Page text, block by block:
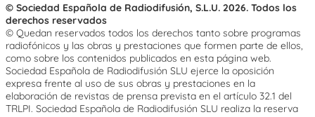
© Sociedad Española de Radiodifusión, S.L.U. 2026. Todos los
derechos reservados
© Quedan reservados todos los derechos tanto sobre programas
radiofónicos y las obras y prestaciones que formen parte de ellos,
como sobre los contenidos publicados en esta página web.
Sociedad Española de Radiodifusión SLU ejerce la oposición
expresa frente al uso de sus obras y prestaciones en la
elaboración de revistas de prensa prevista en el artículo 32.1 del
TRLPI. Sociedad Española de Radiodifusión SLU realiza la reserva